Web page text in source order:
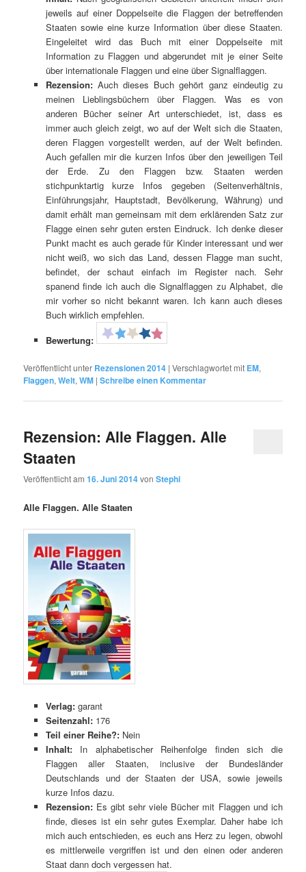
jeweils auf einer Doppelseite die Flaggen der betreffenden
Staaten sowie eine kurze Information über diese Staaten.
Eingeleitet wird das Buch mit einer Doppelseite mit
Information zu Flaggen und abgerundet mit je einer Seite
über internationale Flaggen und eine über Signalflaggen.
Rezension: Auch dieses Buch gehört ganz eindeutig zu
meinen Lieblingsbüchern über Flaggen. Was es von
anderen Bücher seiner Art unterschiedet, ist, dass es
immer auch gleich zeigt, wo auf der Welt sich die Staaten,
deren Flaggen vorgestellt werden, auf der Welt befinden.
Auch gefallen mir die kurzen Infos über den jeweiligen Teil
der Erde. Zu den Flaggen bzw. Staaten werden
stichpunktartig kurze Infos gegeben (Seitenverhältnis,
Einführungsjahr, Hauptstadt, Bevölkerung, Währung) und
damit erhält man gemeinsam mit dem erklärenden Satz zur
Flagge einen sehr guten ersten Eindruck. Ich denke dieser
Punkt macht es auch gerade für Kinder interessant und wer
nicht weiß, wo sich das Land, dessen Flagge man sucht,
befindet, der schaut einfach im Register nach. Sehr
spanend finde ich auch die Signalflaggen zu Alphabet, die
mir vorher so nicht bekannt waren. Ich kann auch dieses
Buch wirklich empfehlen.
Bewertung:
Veröffentlicht unter Rezensionen 2014 |Verschlagwortet mit EM,
Flaggen,Welt,WM |Schreibe einen Kommentar
Rezension: Alle Flaggen. Alle
Staaten
Veröffentlicht am16. Juni 2014vonStephi
Alle Flaggen. Alle Staaten
Verlag: garant
Seitenzahl: 176
Teil einer Reihe?: Nein
Inhalt: In alphabetischer Reihenfolge finden sich die
Flaggen aller Staaten, inclusive der Bundesländer
Deutschlands und der Staaten der USA, sowie jeweils
kurze Infos dazu.
Rezension: Es gibt sehr viele Bücher mit Flaggen und ich
finde, dieses ist ein sehr gutes Exemplar. Daher habe ich
mich auch entschieden, es euch ans Herz zu legen, obwohl
es mittlerweile vergriffen ist und den einen oder anderen
Staat dann doch vergessen hat.